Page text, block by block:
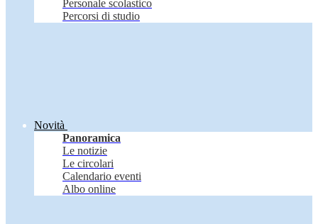
Personale scolastico
Percorsi di studio
Novità
Panoramica
Le notizie
Le circolari
Calendario eventi
Albo online